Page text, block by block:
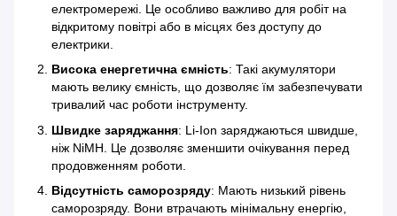
електромережі. Це особливо важливо для робіт на
відкритому повітрі або в місцях без доступу до
електрики.
Висока енергетична ємність: Такі акумулятори
мають велику ємність, що дозволяє їм забезпечувати
тривалий час роботи інструменту.
Швидке заряджання: Li-Ion заряджаються швидше,
ніж NiMH. Це дозволяє зменшити очікування перед
продовженням роботи.
Відсутність саморозряду: Мають низький рівень
саморозряду. Вони втрачають мінімальну енергію,